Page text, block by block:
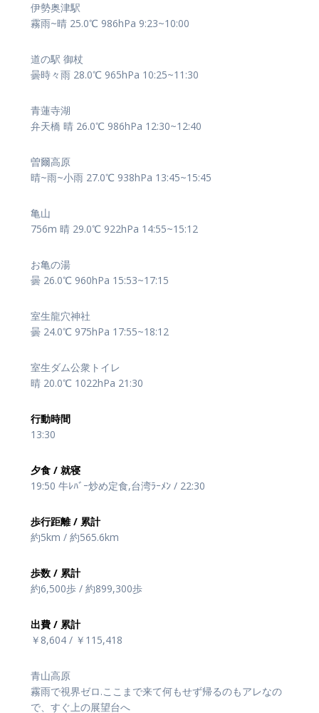
伊勢奥津駅
霧雨~晴 25.0℃ 986hPa 9:23~10:00
道の駅 御杖
曇時々雨 28.0℃ 965hPa 10:25~11:30
青蓮寺湖
弁天橋 晴 26.0℃ 986hPa 12:30~12:40
曽爾高原
晴~雨~小雨 27.0℃ 938hPa 13:45~15:45
亀山
756m 晴 29.0℃ 922hPa 14:55~15:12
お亀の湯
曇 26.0℃ 960hPa 15:53~17:15
室生龍穴神社
曇 24.0℃ 975hPa 17:55~18:12
室生ダム公衆トイレ
晴 20.0℃ 1022hPa 21:30
行動時間
13:30
夕食 / 就寝
19:50 牛ﾚﾊﾞｰ炒め定食,台湾ﾗｰﾒﾝ / 22:30
歩行距離 / 累計
約5km / 約565.6km
歩数 / 累計
約6,500歩 / 約899,300歩
出費 / 累計
￥8,604 / ￥115,418
青山高原
霧雨で視界ゼロ.ここまで来て何もせず帰るのもアレなの
で、すぐ上の展望台へ